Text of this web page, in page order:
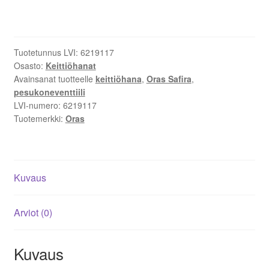
pesukoneventtiili,
pöytäasennus,
3/8"
liitäntä
määrä
Tuotetunnus LVI: 6219117
Osasto: Keittiöhanat
Avainsanat tuotteelle keittiöhana, Oras Safira,
pesukoneventtiili
LVI-numero: 6219117
Tuotemerkki: Oras
Kuvaus
Arviot (0)
Kuvaus